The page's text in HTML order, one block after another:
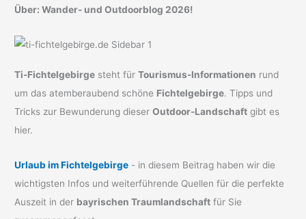
Über: Wander- und Outdoorblog 2026!
Ti-Fichtelgebirge steht fürTourismus-Informationen rund
um das atemberaubend schöne Fichtelgebirge. Tipps und
Tricks zur Bewunderung dieserOutdoor-Landschaft gibt es
hier.
Urlaub im Fichtelgebirge - in diesem Beitrag haben wir die
wichtigsten Infos und weiterführende Quellen für die perfekte
Auszeit in der bayrischen Traumlandschaft für Sie